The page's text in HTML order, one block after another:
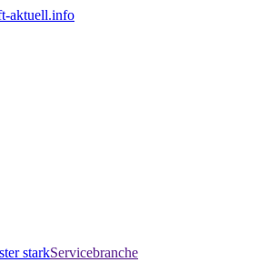
starkServicebranche